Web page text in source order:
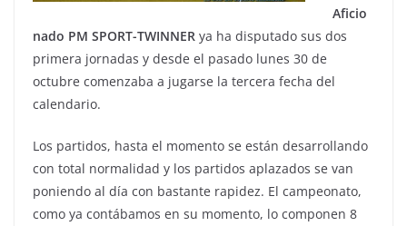
Aficio
nado PM SPORT-TWINNER ya ha disputado sus dos
primera jornadas y desde el pasado lunes 30 de
octubre comenzaba a jugarse la tercera fecha del
calendario.
Los partidos, hasta el momento se están desarrollando
con total normalidad y los partidos aplazados se van
poniendo al día con bastante rapidez. El campeonato,
como ya contábamos en su momento, lo componen 8